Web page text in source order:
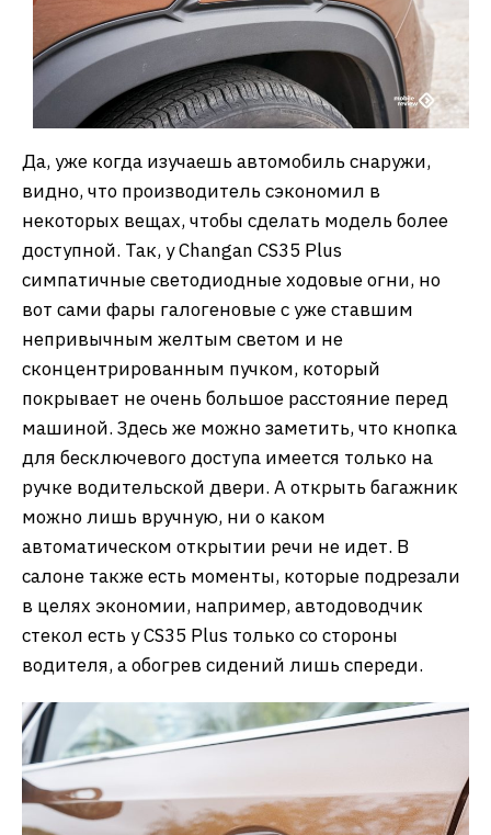
Да, уже когда изучаешь автомобиль снаружи,
видно, что производитель сэкономил в
некоторых вещах, чтобы сделать модель более
доступной. Так, у Changan CS35 Plus
симпатичные светодиодные ходовые огни, но
вот сами фары галогеновые с уже ставшим
непривычным желтым светом и не
сконцентрированным пучком, который
покрывает не очень большое расстояние перед
машиной. Здесь же можно заметить, что кнопка
для бесключевого доступа имеется только на
ручке водительской двери. А открыть багажник
можно лишь вручную, ни о каком
автоматическом открытии речи не идет. В
салоне также есть моменты, которые подрезали
в целях экономии, например, автодоводчик
стекол есть у CS35 Plus только со стороны
водителя, а обогрев сидений лишь спереди.